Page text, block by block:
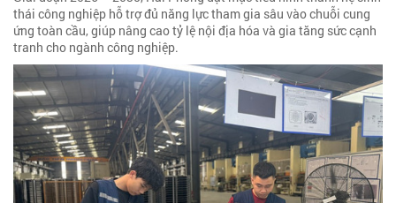
thái công nghiệp hỗ trợ đủ năng lực tham gia sâu vào chuỗi cung
ứng toàn cầu, giúp nâng cao tỷ lệ nội địa hóa và gia tăng sức cạnh
tranh cho ngành công nghiệp.